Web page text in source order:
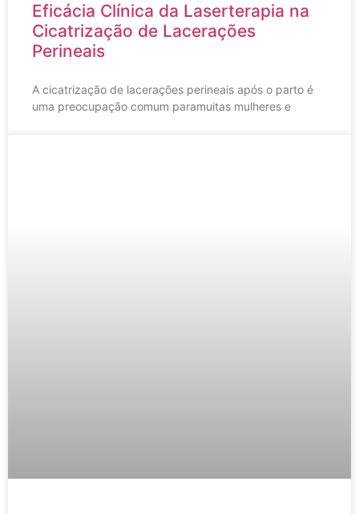
Eficácia Clínica da Laserterapia na
Cicatrização de Lacerações
Perineais
A cicatrização de lacerações perineais após o parto é
uma preocupação comum paramuitas mulheres e